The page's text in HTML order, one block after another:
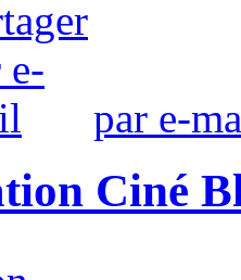
par e-
Ciné